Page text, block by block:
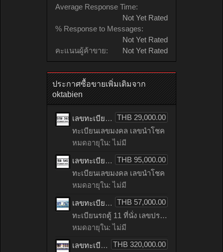
Average Response Time:
Not Yet Rated
% Response to Messages:
Not Yet Rated
คะแนนผู้ค้าขาย:
Not Yet Rated
ประกาศซื้อขายเพิ่มเติมจาก
oktabien
THB 29,000.00
เลขทะเบียน - 5กษ 363 จังหวัด : กรุงเทพมหานคร
ทะเบียนเลขมงคล เลขนำโชค
หมดอายุใน: ไม่มี
THB 95,000.00
เลขทะเบียน - ชล 545 จังหวัด : กรุงเทพมหานคร
ทะเบียนเลขมงคล เลขนำโชค
หมดอายุใน: ไม่มี
THB 57,000.00
เลขทะเบียนรถตู้ 11 ที่นั่ง 7575 ผลรวมดี 32 ทะเบียนประมูล เลขสวย เหมาะกับรถคุณ – 1นข 7575 จากกรมขนส่ง
ทะเบียนรถตู้ 11 ที่นั่ง เลขประมูล
หมดอายุใน: ไม่มี
THB 320,000.00
เลขทะเบียนรถ 3333 ทะเบียนประมูล เลขสวย เหมาะกับรถคุณ – 1ขถ 3333จากกรมขนส่ง